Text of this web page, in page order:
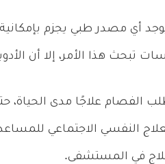
أي مصدر طبي يجزم
تبحث هذا الأمر، إلا أن
الفصام علاجًا مدى الحياة،
النفسي الاجتماعي
في المستشفى.